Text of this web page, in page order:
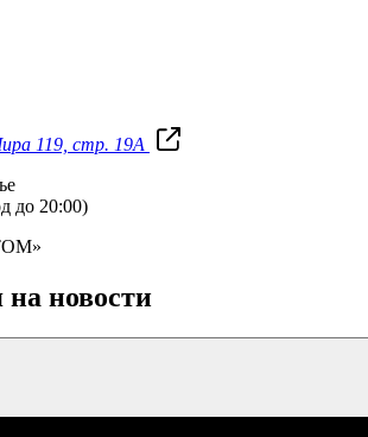
119, стр. 19А
до 20:00)
на новости